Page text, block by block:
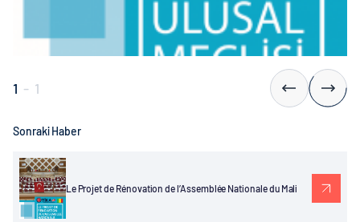
1 - 1
Sonraki Haber
Le Projet de Rénovation de l’Assemblée Nationale du Mali